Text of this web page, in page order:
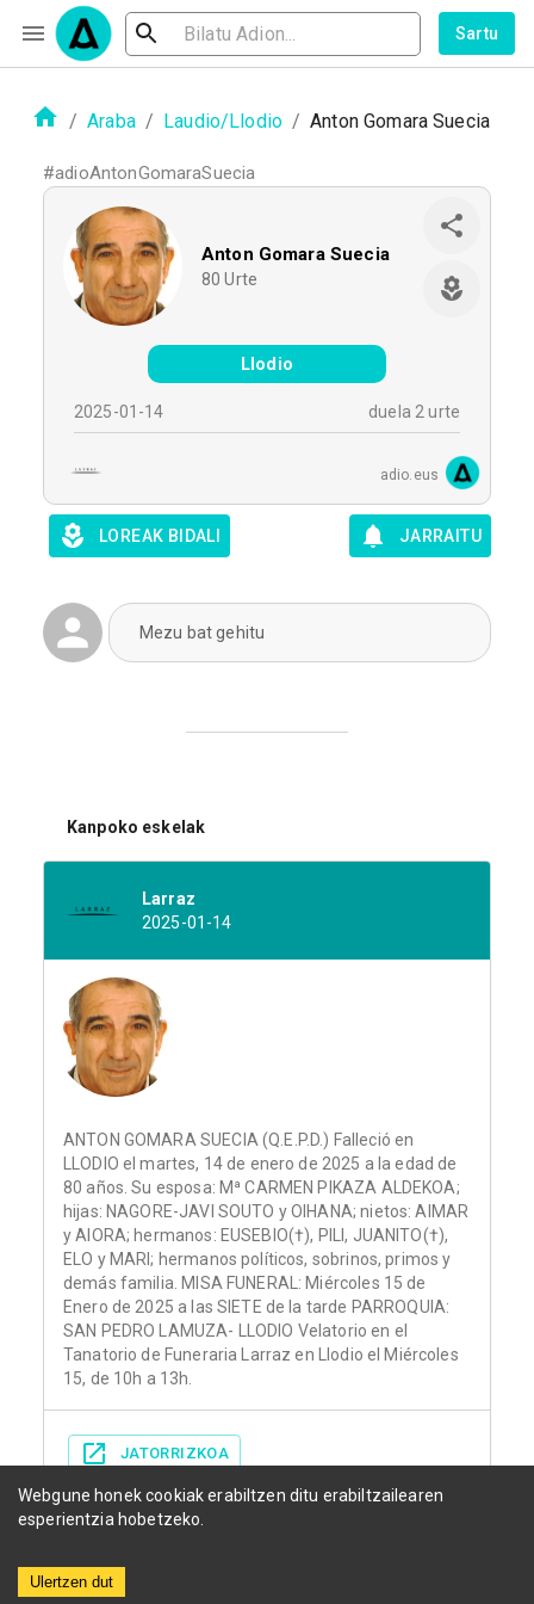
Sartu
Herriak
/ Araba / Laudio/Llodio / Anton Gomara Suecia
#adioAntonGomaraSuecia
Anton Gomara Suecia
80 Urte
Llodio
2025-01-14 duela 2 urte
adio.eus
LOREAK BIDALI JARRAITU
Mezu bat gehitu
Kanpoko eskelak
Larraz
2025-01-14
ANTON GOMARA SUECIA (Q.E.P.D.) Falleció en
LLODIO el martes, 14 de enero de 2025 a la edad de
80 años. Su esposa: Mª CARMEN PIKAZA ALDEKOA;
hijas: NAGORE-JAVI SOUTO y OIHANA; nietos: AIMAR
y AIORA; hermanos: EUSEBIO(†), PILI, JUANITO(†),
ELO y MARI; hermanos políticos, sobrinos, primos y
demás familia. MISA FUNERAL: Miércoles 15 de
Enero de 2025 a las SIETE de la tarde PARROQUIA:
SAN PEDRO LAMUZA- LLODIO Velatorio en el
Tanatorio de Funeraria Larraz en Llodio el Miércoles
15, de 10h a 13h.
JATORRIZKOA
Webgune honek cookiak erabiltzen ditu erabiltzailearen
esperientzia hobetzeko.
Ulertzen dut